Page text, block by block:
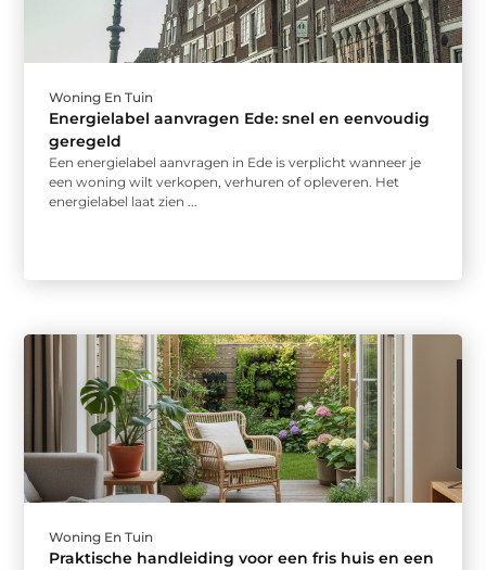
Woning En Tuin
Energielabel aanvragen Ede: snel en eenvoudig
geregeld
Een energielabel aanvragen in Ede is verplicht wanneer je
een woning wilt verkopen, verhuren of opleveren. Het
energielabel laat zien ...
Woning En Tuin
Praktische handleiding voor een fris huis en een